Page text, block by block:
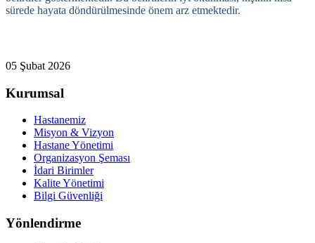
sürede hayata döndürülmesinde önem arz etmektedir.
05 Şubat 2026
Kurumsal
Hastanemiz
Misyon & Vizyon
Hastane Yönetimi
Organizasyon Şeması
İdari Birimler
Kalite Yönetimi
Bilgi Güvenliği
Yönlendirme